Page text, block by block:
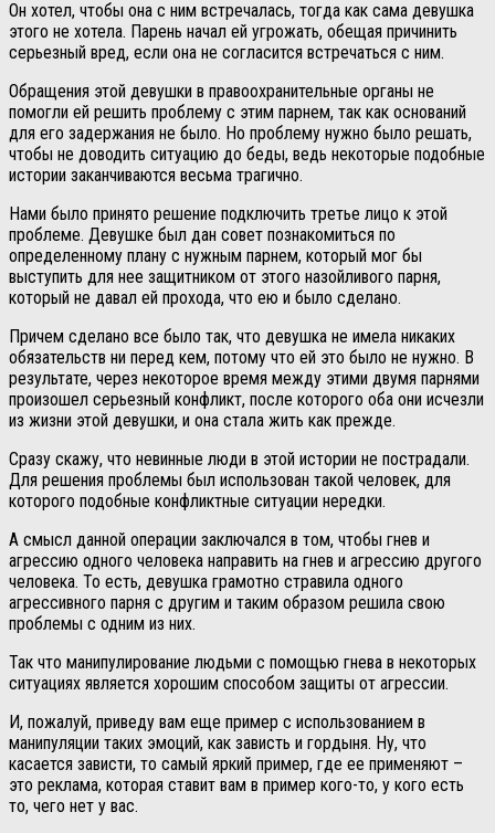
Он хотел, чтобы она с ним встречалась, тогда как сама девушка
этого не хотела. Парень начал ей угрожать, обещая причинить
серьезный вред, если она не согласится встречаться с ним.
Обращения этой девушки в правоохранительные органы не
помогли ей решить проблему с этим парнем, так как оснований
для его задержания не было. Но проблему нужно было решать,
чтобы не доводить ситуацию до беды, ведь некоторые подобные
истории заканчиваются весьма трагично.
Нами было принято решение подключить третье лицо к этой
проблеме. Девушке был дан совет познакомиться по
определенному плану с нужным парнем, который мог бы
выступить для нее защитником от этого назойливого парня,
который не давал ей прохода, что ею и было сделано.
Причем сделано все было так, что девушка не имела никаких
обязательств ни перед кем, потому что ей это было не нужно. В
результате, через некоторое время между этими двумя парнями
произошел серьезный конфликт, после которого оба они исчезли
из жизни этой девушки, и она стала жить как прежде.
Сразу скажу, что невинные люди в этой истории не пострадали.
Для решения проблемы был использован такой человек, для
которого подобные конфликтные ситуации нередки.
А смысл данной операции заключался в том, чтобы гнев и
агрессию одного человека направить на гнев и агрессию другого
человека. То есть, девушка грамотно стравила одного
агрессивного парня с другим и таким образом решила свою
проблемы с одним из них.
Так что манипулирование людьми с помощью гнева в некоторых
ситуациях является хорошим способом защиты от агрессии.
И, пожалуй, приведу вам еще пример с использованием в
манипуляции таких эмоций, как зависть и гордыня. Ну, что
касается зависти, то самый яркий пример, где ее применяют –
это реклама, которая ставит вам в пример кого-то, у кого есть
то, чего нет у вас.